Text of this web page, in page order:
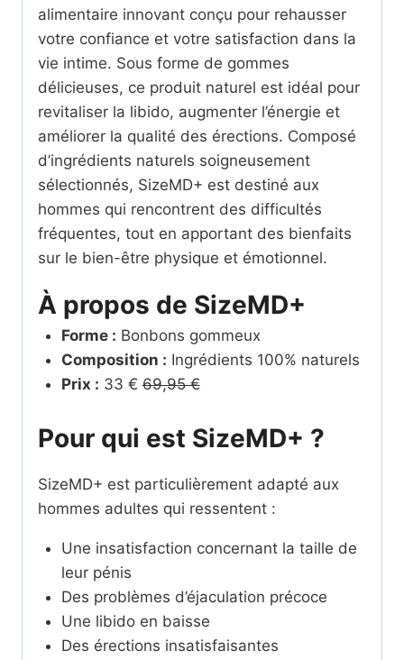
alimentaire innovant conçu pour rehausser
votre confiance et votre satisfaction dans la
vie intime. Sous forme de gommes
délicieuses, ce produit naturel est idéal pour
revitaliser la libido, augmenter l’énergie et
améliorer la qualité des érections. Composé
d’ingrédients naturels soigneusement
sélectionnés, SizeMD+ est destiné aux
hommes qui rencontrent des difficultés
fréquentes, tout en apportant des bienfaits
sur le bien-être physique et émotionnel.
À propos de SizeMD+
Forme : Bonbons gommeux
Composition : Ingrédients 100% naturels
Prix : 33 €69,95 €
Pour qui est SizeMD+ ?
SizeMD+ est particulièrement adapté aux
hommes adultes qui ressentent :
Une insatisfaction concernant la taille de
leur pénis
Des problèmes d’éjaculation précoce
Une libido en baisse
Des érections insatisfaisantes